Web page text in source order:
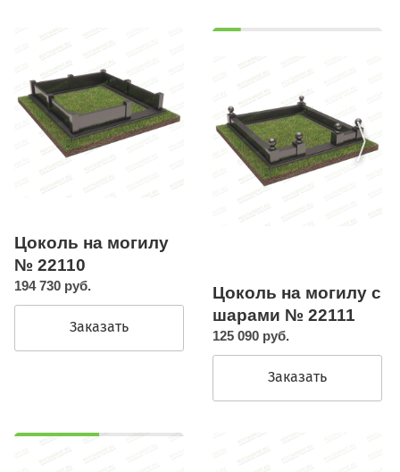
Цоколь на могилу
№ 22110
194 730 руб.
Заказать
Цоколь на могилу с
шарами № 22111
125 090 руб.
Заказать